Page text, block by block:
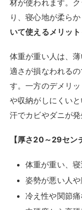
体重が重い、寝
姿勢が悪い人や
中硬度から高
厚さ30センチ
厚さ30センチ以上
を採用したりと複
より、柔らかさや
整しているのです。
体重が重い人や体